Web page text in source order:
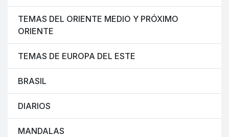
TEMAS DEL ORIENTE MEDIO Y PRÓXIMO
ORIENTE
TEMAS DE EUROPA DEL ESTE
BRASIL
DIARIOS
MANDALAS